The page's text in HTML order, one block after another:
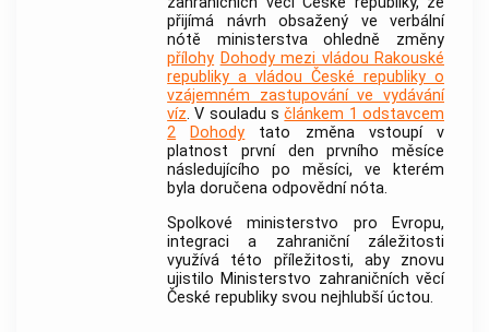
přijímá návrh obsažený ve verbální
nótě ministerstva ohledně změny
přílohy Dohody mezi vládou Rakouské
republiky a vládou České republiky o
vzájemném zastupování ve vydávání
víz. V souladu sčlánkem 1 odstavcem
2
Dohody tato změna vstoupí v
platnost první den prvního měsíce
následujícího po měsíci, ve kterém
byla doručena odpovědní nóta.
Spolkové ministerstvo pro Evropu,
integraci a zahraniční záležitosti
využívá této příležitosti, aby znovu
ujistilo Ministerstvo zahraničních věcí
České republiky svou nejhlubší úctou.